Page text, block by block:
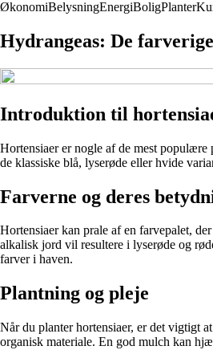
ØkonomiBelysningEnergiBoligPlanter
Hydrangeas: De
Introduktion til
Hortensiaer er nogle af de mest
de klassiske blå, lyserøde eller hvide
Farverne og deres
Hortensiaer kan prale af en farvepalet,
alkalisk jord vil resultere i lyserøde og
farver i haven.
Plantning og pleje
Når du planter hortensiaer, er det vigtigt
organisk materiale. En god mulch kan